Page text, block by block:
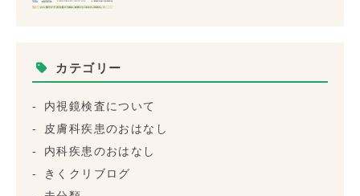
カテゴリー
内視鏡検査について
皮膚科疾患のおはなし
内科疾患のおはなし
きくクリブログ